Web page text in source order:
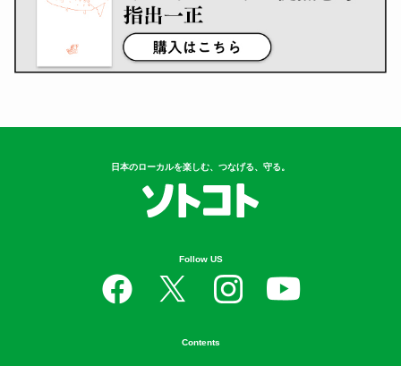
日本のローカルを楽しむ、つなげる、守る。
Follow US
Contents